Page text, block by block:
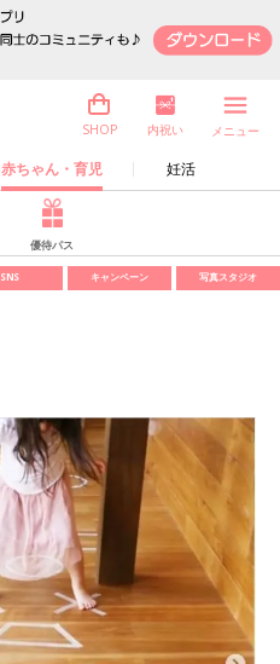
赤ちゃん・育児 妊活
SHOP 内祝い メニュー
優待パス
SNS キャンペーン 写真スタジオ